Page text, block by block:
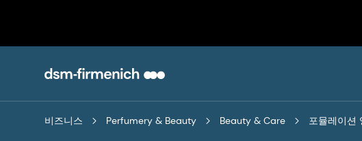
비즈니스 Perfumery & Beauty Beauty & Care 포뮬레이션